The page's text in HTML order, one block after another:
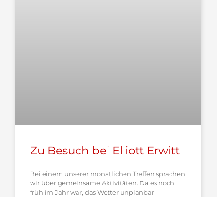
Zu Besuch bei Elliott Erwitt
Bei einem unserer monatlichen Treffen sprachen
wir über gemeinsame Aktivitäten. Da es noch
früh im Jahr war, das Wetter unplanbar